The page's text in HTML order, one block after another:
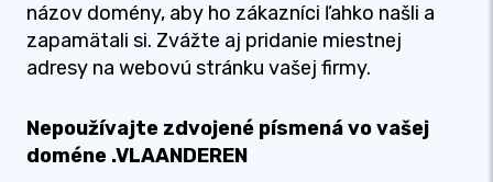
názov domény, aby ho zákazníci ľahko našli a
zapamätali si. Zvážte aj pridanie miestnej
adresy na webovú stránku vašej firmy.
Nepoužívajte zdvojené písmená vo vašej
doméne .VLAANDEREN